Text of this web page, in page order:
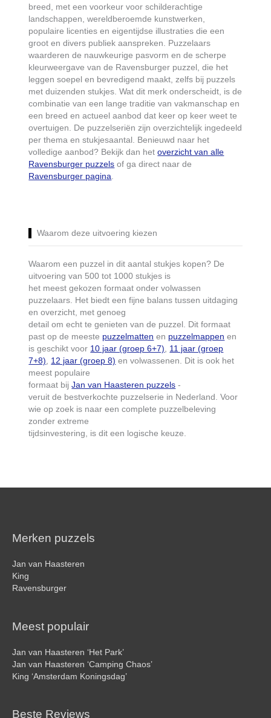
breed, met een voorkeur voor schilderachtige
landschappen, wereldberoemde kunstwerken,
populaire licenties en eigentijdse illustraties die een
groot en divers publiek aanspreken. Puzzelaars
waarderen de nauwkeurige pasvorm en de scherpe
kleurweergave van de Ravensburger puzzel, die het
leggen soepel en bevredigend maakt, zelfs bij puzzels
met duizenden stukjes. Wat dit merk onderscheidt, is de
combinatie van een lange traditie van vakmanschap en
een breed en actueel aanbod dat keer op keer weet te
overtuigen. De puzzelseriën zijn overzichtelijk ingedeeld
per thema en stukjesaantal. Benieuwd naar het
volledige aanbod? Bekijk dan hetoverzicht van alle
Ravensburger puzzels of ga direct naar de
Ravensburger pagina
Waarom deze uitvoering kiezen
Waarom een puzzel in dit aantal stukjes kopen? De
uitvoering van 500 tot 1000 stukjes is
het meest gekozen formaat onder volwassen
puzzelaars. Het biedt een fijne balans tussen uitdaging
en overzicht, met genoeg
detail om echt te genieten van de puzzel. Dit formaat
past op de meeste puzzelmatten en puzzelmappen en
is geschikt voor 10 jaar (groep 6+7), 11 jaar (groep
7+8), 12 jaar (groep 8) en volwassenen. Dit is ook het
meest populaire
formaat bijJan van Haasteren puzzels -
veruit de bestverkochte puzzelserie in Nederland. Voor
wie op zoek is naar een complete puzzelbeleving
zonder extreme
tijdsinvestering, is dit een logische keuze.
Merken puzzels
Jan van Haasteren
King
Ravensburger
Meest populair
Jan van Haasteren ‘Het Park’
Jan van Haasteren ‘Camping Chaos’
King ‘Amsterdam Koningsdag’
Beste Reviews